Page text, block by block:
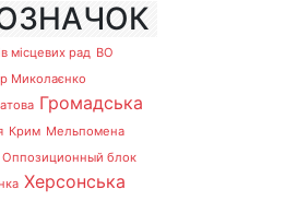
місцевих рад ВО
Миколаєнко
Громадська
Крим Мельпомена
Оппозиционный блок
Херсонська